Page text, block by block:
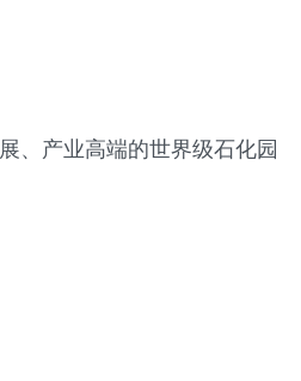
、产业高端的世界级石化园